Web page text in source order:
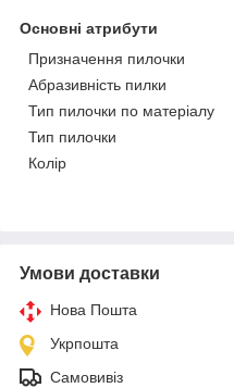
Основні атрибути
Призначення пилочки
Абразивність пилки
Тип пилочки по матеріалу
Тип пилочки
Колір
Умови доставки
Нова Пошта
Укрпошта
Самовивіз